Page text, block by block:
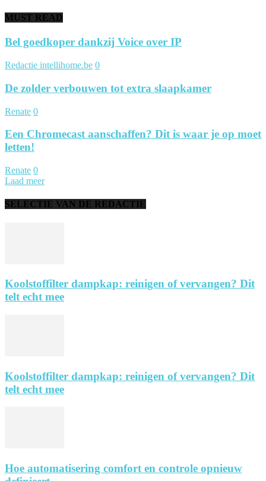
MUST READ
Bel goedkoper dankzij Voice over IP
Redactie intellihome.be 0
De zolder verbouwen tot extra slaapkamer
Renate 0
Een Chromecast aanschaffen? Dit is waar je op moet
letten!
Renate 0
Laad meer
SELECTIE VAN DE REDACTIE
Koolstoffilter dampkap: reinigen of vervangen? Dit
telt echt mee
Koolstoffilter dampkap: reinigen of vervangen? Dit
telt echt mee
Hoe automatisering comfort en controle opnieuw